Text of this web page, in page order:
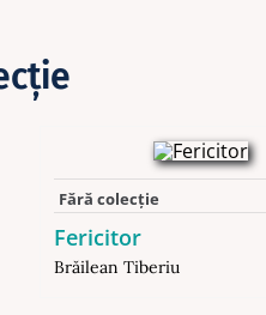
Fără colecție
Fericitor
Brăilean Tiberiu